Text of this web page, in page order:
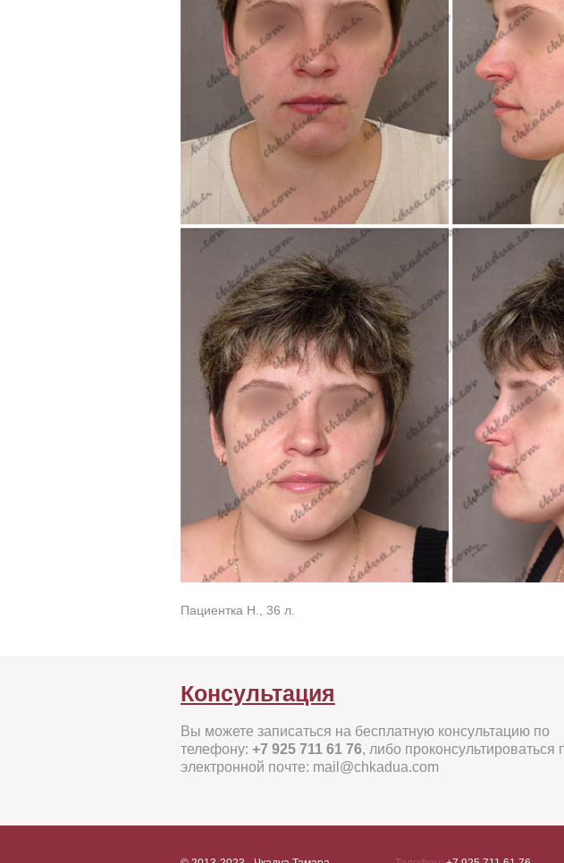
Пациентка Н., 36 л.
Консультация
Вы можете записаться на бесплатную консультацию по
телефону: +7 925 711 61 76, либо проконсультироваться
электронной почте: mail@chkadua.com